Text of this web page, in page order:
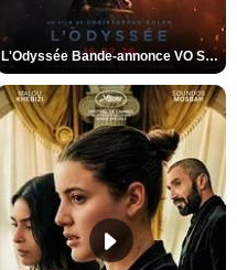
L'Odyssée Bande-annonce VO STFR